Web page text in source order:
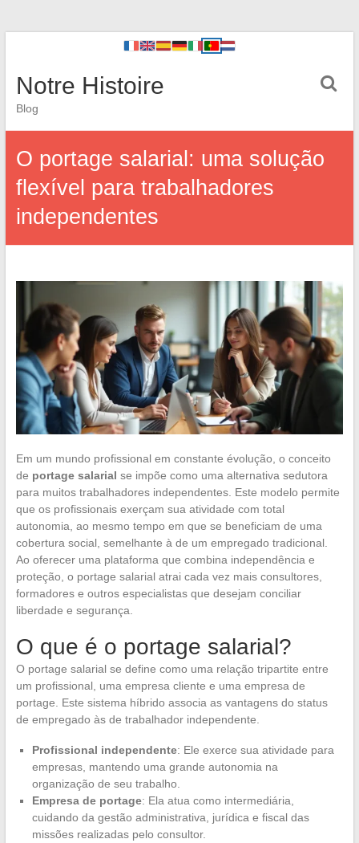
Notre Histoire
Blog
O portage salarial: uma solução
flexível para trabalhadores
independentes
Em um mundo profissional em constante évolução, o conceito
de portage salarial se impõe como uma alternativa sedutora
para muitos trabalhadores independentes. Este modelo permite
que os profissionais exerçam sua atividade com total
autonomia, ao mesmo tempo em que se beneficiam de uma
cobertura social, semelhante à de um empregado tradicional.
Ao oferecer uma plataforma que combina independência e
proteção, o portage salarial atrai cada vez mais consultores,
formadores e outros especialistas que desejam conciliar
liberdade e segurança.
O que é o portage salarial?
O portage salarial se define como uma relação tripartite entre
um profissional, uma empresa cliente e uma empresa de
portage. Este sistema híbrido associa as vantagens do status
de empregado às de trabalhador independente.
Profissional independente: Ele exerce sua atividade para
empresas, mantendo uma grande autonomia na
organização de seu trabalho.
Empresa de portage: Ela atua como intermediária,
cuidando da gestão administrativa, jurídica e fiscal das
missões realizadas pelo consultor.